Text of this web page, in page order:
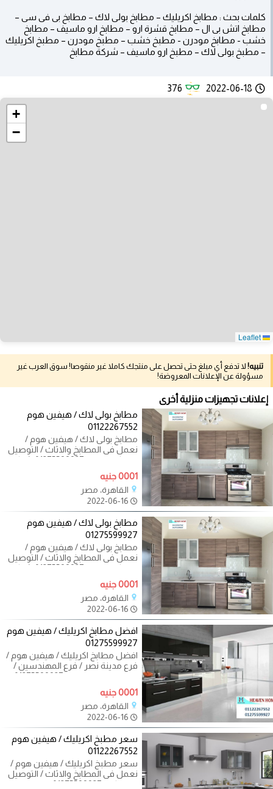
​كلمات بحث : مطابخ اكريليك – مطابخ بولى لاك – مطابخ بى فى سى –
مطابخ اتش بى ال – مطابخ قشرة ارو – مطابخ ارو ماسيف – مطابخ
خشب - مطابخ مودرن - مطبخ خشب – مطبخ مودرن – مطبخ اكريليك
– مطبخ بولى لاك – مطبخ ارو ماسيف – شركة مطابخ
2022-06-18
376
+
−
تنبيه! لا تدفع أي مبلغ حتى تحصل على منتجك كاملا غير منقوصا! سوق العرب غير
مسؤولة عن الإعلانات المعروضة!
إعلانات تجهيزات منزلية أخرى
مطابخ بولى لاك / هيفين هوم
01122267552
مطابخ بولى لاك / هيفين هوم /
نعمل فى المطابخ والاثاث / التوصيل
والتركيب مجانا 01275599927 شركة
هيفين هوم
0001 جنيه
القاهرة، مصر
مطابخ بولى لاك / هيفين هوم
01275599927
مطابخ بولى لاك / هيفين هوم /
نعمل فى المطابخ والاثاث / التوصيل
والتركيب مجانا 01275599927 شركة
هيفين هوم
0001 جنيه
القاهرة، مصر
افضل مطابخ اكريليك / هيفين هوم
01275599927
افضل مطابخ اكريليك / هيفين هوم /
فرع مدينة نصر / فرع المهندسين /
فرع التجمع الخامس 01275599927
اقل سعر متر
0001 جنيه
القاهرة، مصر
سعر مطبخ اكريليك / هيفين هوم
01122267552
سعر مطبخ اكريليك / هيفين هوم /
نعمل فى المطابخ والاثاث / التوصيل